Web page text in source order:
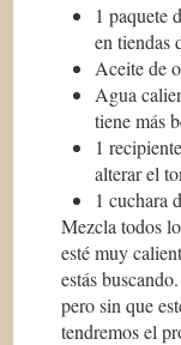
1 paquete
en tiendas
Aceite de
Agua
tiene más
1
alterar el
1 cuchara
Mezcla todos
esté muy
estás
pero sin que
tendremos el